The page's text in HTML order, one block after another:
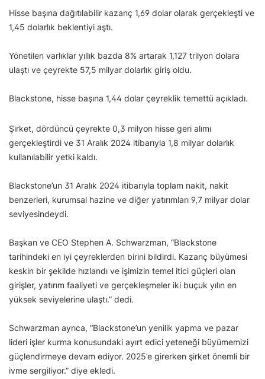
Hisse başına dağıtılabilir kazanç 1,69 dolar olarak gerçekleşti ve
1,45 dolarlık beklentiyi aştı.
Yönetilen varlıklar yıllık bazda 8% artarak 1,127 trilyon dolara
ulaştı ve çeyrekte 57,5 milyar dolarlık giriş oldu.
Blackstone, hisse başına 1,44 dolar çeyreklik temettü açıkladı.
Şirket, dördüncü çeyrekte 0,3 milyon hisse geri alımı
gerçekleştirdi ve 31 Aralık 2024 itibarıyla 1,8 milyar dolarlık
kullanılabilir yetki kaldı.
Blackstone’un 31 Aralık 2024 itibarıyla toplam nakit, nakit
benzerleri, kurumsal hazine ve diğer yatırımları 9,7 milyar dolar
seviyesindeydi.
Başkan ve CEO Stephen A. Schwarzman, “Blackstone
tarihindeki en iyi çeyreklerden birini bildirdi. Kazanç büyümesi
keskin bir şekilde hızlandı ve işimizin temel itici güçleri olan
girişler, yatırım faaliyeti ve gerçekleşmeler iki buçuk yılın en
yüksek seviyelerine ulaştı.” dedi.
Schwarzman ayrıca, “Blackstone’un yenilik yapma ve pazar
lideri işler kurma konusundaki ayırt edici yeteneği büyümemizi
güçlendirmeye devam ediyor. 2025’e girerken şirket önemli bir
ivme sergiliyor.” diye ekledi.